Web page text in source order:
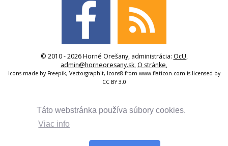
Táto webstránka používa súbory cookies.
Viac info
© 2010 - 2026 Horné Orešany, administrácia: OcU,
admin@horneoresany.sk, O stránke,
Icons made by Freepik, Vectorgraphit, Icons8 from www.flaticon.com is licensed by
CC BY 3.0